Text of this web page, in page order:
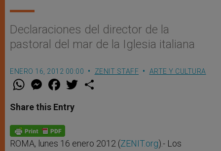
Declaraciones del director de la
pastoral del mar de la Iglesia italiana
ENERO 16, 2012 00:00 ZENIT STAFF ARTE Y CULTURA
W
t
s
p
p
M
e
s
e
g
e
r
F
a
e
b
o
k
w
Share this Entry
ROMA, lunes 16 enero 2012 (ZENIT.org).- Los